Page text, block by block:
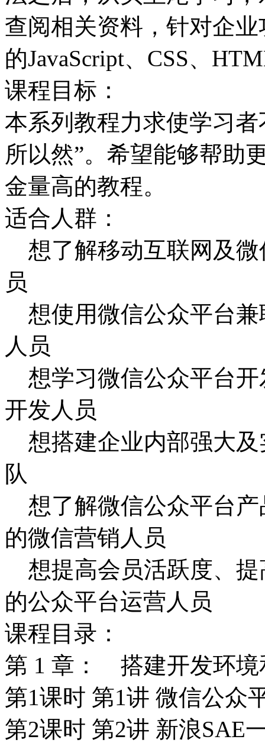
查阅相关资料，针对企
的JavaScript、CSS、
课程目标：
本系列教程力求使学习
所以然”。希望能够帮助
金量高的教程。
适合人群：
想了解移动互联网及微
员
想使用微信公众平台兼
人员
想学习微信公众平台开
开发人员
想搭建企业内部强大及
队
想了解微信公众平台产
的微信营销人员
想提高会员活跃度、提
的公众平台运营人员
课程目录：
第 1 章： 搭建开发环境
第1课时 第1讲 微信公众
第2课时 第2讲 新浪SAE